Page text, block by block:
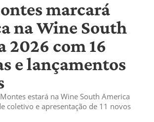
marcará
na Wine South
2026 com 16
e lançamentos
estará na Wine South America
coletivo e apresentação de 11 novos